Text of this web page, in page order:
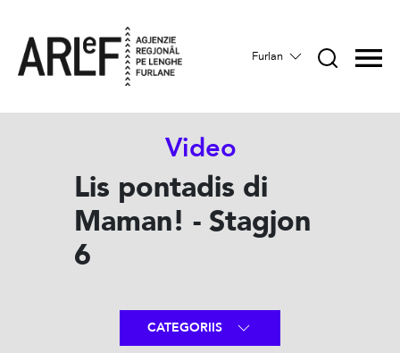
Furlan
Video
Lis pontadis di
Maman! - Stagjon
6
CATEGORIIS